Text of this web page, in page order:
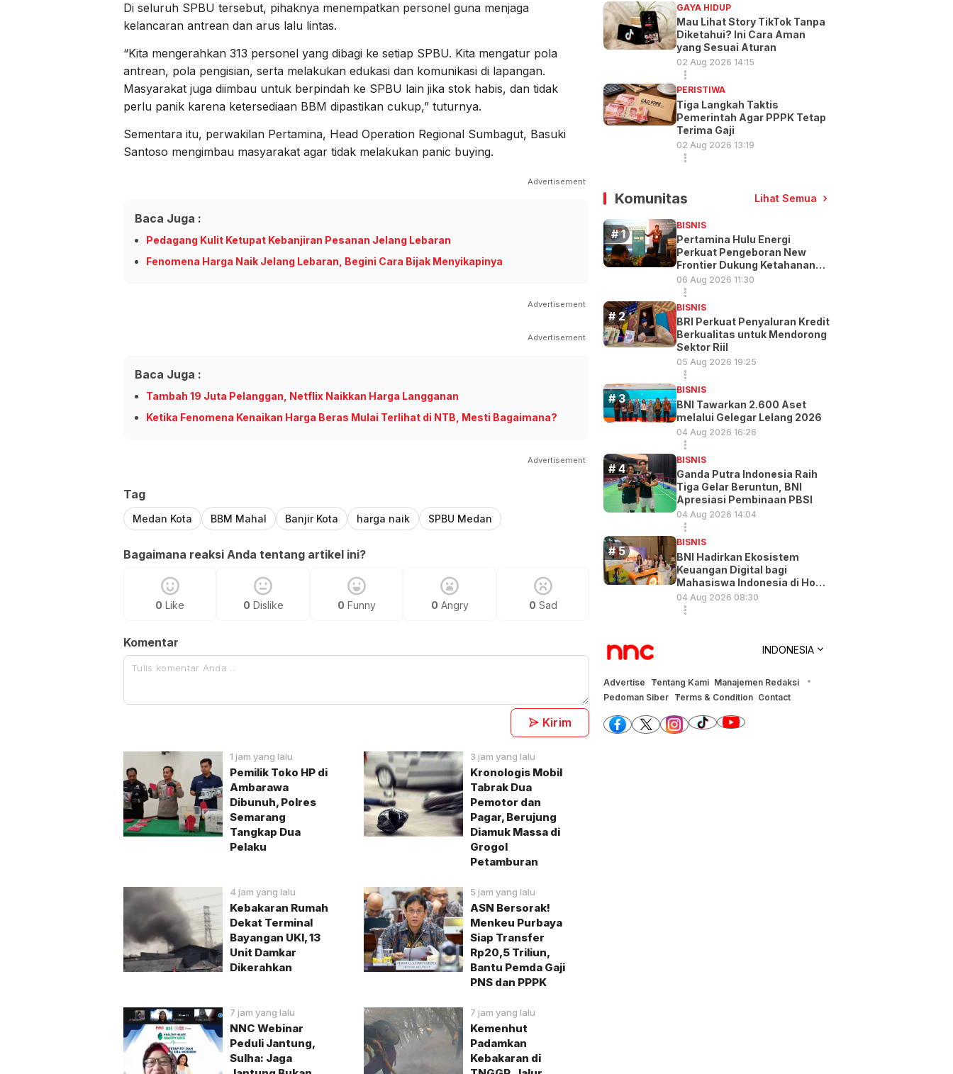
Di seluruh SPBU tersebut, pihaknya menempatkan personel guna menjaga
kelancaran antrean dan arus lalu lintas.
“Kita mengerahkan 313 personel yang dibagi ke setiap SPBU. Kita mengatur pola
antrean, pola pengisian, serta melakukan edukasi dan komunikasi di lapangan.
Masyarakat juga diimbau untuk berpindah ke SPBU lain jika stok habis, dan tidak
perlu panik karena ketersediaan BBM dipastikan cukup,” tuturnya.
Sementara itu, perwakilan Pertamina, Head Operation Regional Sumbagut, Basuki
Santoso mengimbau masyarakat agar tidak melakukan panic buying.
Advertisement
Baca Juga :
Pedagang Kulit Ketupat Kebanjiran Pesanan Jelang Lebaran
Fenomena Harga Naik Jelang Lebaran, Begini Cara Bijak Menyikapinya
Advertisement
Advertisement
Baca Juga :
Tambah 19 Juta Pelanggan, Netflix Naikkan Harga Langganan
Ketika Fenomena Kenaikan Harga Beras Mulai Terlihat di NTB, Mesti Bagaimana?
Advertisement
Tag
Medan Kota BBM Mahal Banjir Kota harga naik SPBU Medan
Bagaimana reaksi Anda tentang artikel ini?
0 Like 0 Dislike 0 Funny 0 Angry 0 Sad
Komentar
Kirim
1 jam yang lalu
Pemilik Toko HP di
Ambarawa
Dibunuh, Polres
Semarang
Tangkap Dua
Pelaku
3 jam yang lalu
Kronologis Mobil
Tabrak Dua
Pemotor dan
Pagar, Berujung
Diamuk Massa di
Grogol
Petamburan
4 jam yang lalu
Kebakaran Rumah
Dekat Terminal
Bayangan UKI, 13
Unit Damkar
Dikerahkan
5 jam yang lalu
ASN Bersorak!
Menkeu Purbaya
Siap Transfer
Rp20,5 Triliun,
Bantu Pemda Gaji
PNS dan PPPK
7 jam yang lalu
NNC Webinar
Peduli Jantung,
Sulha: Jaga
7 jam yang lalu
Kemenhut
Padamkan
Kebakaran di
GAYA HIDUP
Mau Lihat Story TikTok Tanpa
Diketahui? Ini Cara Aman
yang Sesuai Aturan
02 Aug 2026 14:15
PERISTIWA
Tiga Langkah Taktis
Pemerintah Agar PPPK Tetap
Terima Gaji
02 Aug 2026 13:19
Komunitas Lihat Semua
BISNIS
Pertamina Hulu Energi
Perkuat Pengeboran New
Frontier Dukung Ketahanan
Energi
06 Aug 2026 11:30
BISNIS
BRI Perkuat Penyaluran Kredit
Berkualitas untuk Mendorong
Sektor Riil
05 Aug 2026 19:25
BISNIS
BNI Tawarkan 2.600 Aset
melalui Gelegar Lelang 2026
04 Aug 2026 16:26
BISNIS
Ganda Putra Indonesia Raih
Tiga Gelar Beruntun, BNI
Apresiasi Pembinaan PBSI
04 Aug 2026 14:04
BISNIS
BNI Hadirkan Ekosistem
Keuangan Digital bagi
Mahasiswa Indonesia di Hong
Kong
04 Aug 2026 08:30
INDONESIA
Advertise Tentang Kami Manajemen Redaksi
Pedoman Siber Terms & Condition Contact